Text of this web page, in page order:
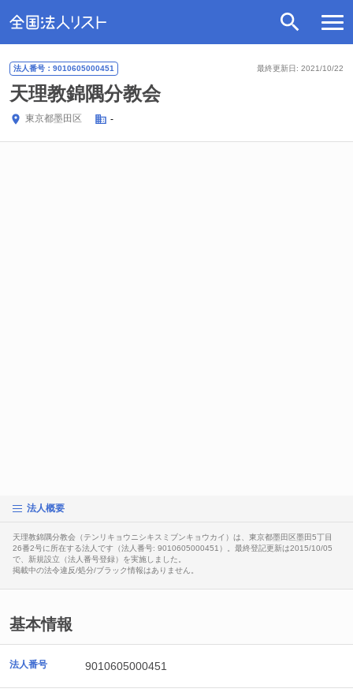
最終更新日: 2021/10/22
法人番号：9010605000451
天理教錦隅分教会
東京都墨田区 -
法人概要
天理教錦隅分教会（テンリキョウニシキスミブンキョウカイ）は、東京都墨田区墨田5丁目
26番2号に所在する法人です（法人番号: 9010605000451）。最終登記更新は2015/10/05
で、新規設立（法人番号登録）を実施しました。
掲載中の法令違反/処分/ブラック情報はありません。
基本情報
法人番号 9010605000451